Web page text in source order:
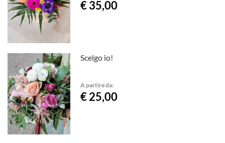
€ 35,00
Scelgo io!
A partire da:
€ 25,00